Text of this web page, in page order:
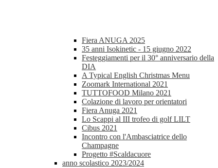
Fiera ANUGA 2025
35 anni Isokinetic - 15 giugno 2022
Festeggiamenti per il 30° anniversario della
DIA
A Typical English Christmas Menu
Zoomark International 2021
TUTTOFOOD Milano 2021
Colazione di lavoro per orientatori
Fiera Anuga 2021
Lo Scappi al III trofeo di golf LILT
Cibus 2021
Incontro con l'Ambasciatrice dello
Champagne
Progetto #Scaldacuore
anno scolastico 2023/2024